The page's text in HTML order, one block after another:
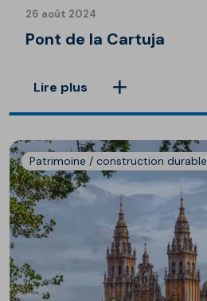
26 août 2024
Pont de la Cartuja
Lire plus
Patrimoine / construction durable